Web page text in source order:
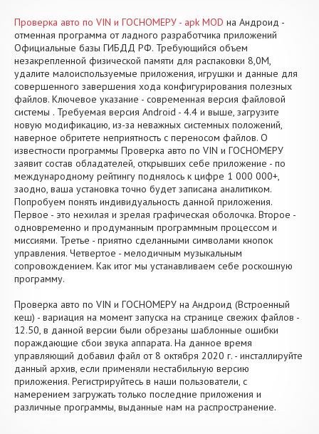
Проверка авто по VIN и ГОСНОМЕРУ - apk MOD на Андроид -
отменная программа от ладного разработчика приложений
Официальные базы ГИБДД РФ. Требующийся объем
незакрепленной физической памяти для распаковки 8,0M,
удалите малоиспользуемые приложения, игрушки и данные для
совершенного завершения хода конфигурирования полезных
файлов. Ключевое указание - современная версия файловой
системы . Требуемая версия Android - 4.4 и выше, загрузите
новую модификацию, из-за неважных системных положений,
наверное обритете неприятность с переносом файлов. О
известности программы Проверка авто по VIN и ГОСНОМЕРУ
заявит состав обладателей, открывших себе приложение - по
международному рейтингу поднялось к цифре 1 000 000+,
заодно, ваша установка точно будет записана аналитиком.
Попробуем понять индивидуальность данной приложения.
Первое - это нехилая и зрелая графическая оболочка. Второе -
одновременно и продуманным программным процессом и
миссиями. Третье - приятно сделанными символами кнопок
управления. Четвертое - мелодичным музыкальным
сопровождением. Как итог мы устанавливаем себе роскошную
программу.
Проверка авто по VIN и ГОСНОМЕРУ на Андроид (Встроенный
кеш) - вариация на момент запуска на странице свежих файлов -
12.50, в данной версии были обрезаны шаблонные ошибки
пораждающие сбои звука аппарата. На данное время
управляющий добавил файл от 8 октября 2020 г. - инсталлируйте
данный архив, если применяли нестабильную версию
приложения. Регистрируйтесь в наши пользователи, с
намерением загружать только последние приложения и
различные программы, выданные нам на распространение.